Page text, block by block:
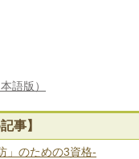
語版）
事】
」のための3資格-